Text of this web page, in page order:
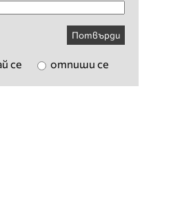
Потвърди
се отпиши се